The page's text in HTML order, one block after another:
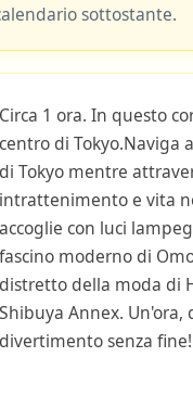
sottostante.
Circa 1 ora. In questo
centro di Tokyo.Naviga
di Tokyo mentre
intrattenimento e vita
accoglie con luci
fascino moderno di
distretto della moda di
Shibuya Annex.
divertimento senza fine!